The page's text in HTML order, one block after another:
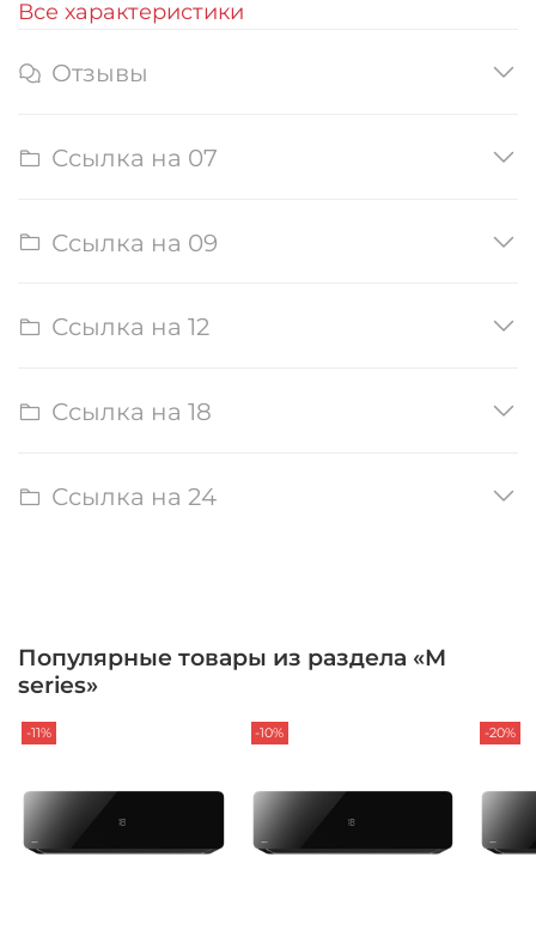
Все характеристики
Отзывы
Ссылка на 07
Ссылка на 09
Ссылка на 12
Ссылка на 18
Ссылка на 24
Популярные товары из раздела «M
series»
-11% -10% -20%